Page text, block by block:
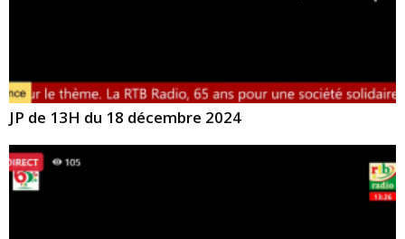
JP de 13H du 18 décembre 2024